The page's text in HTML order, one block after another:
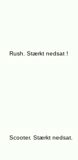
Rush. Stærkt nedsat !
Scooter. Stærkt nedsat.